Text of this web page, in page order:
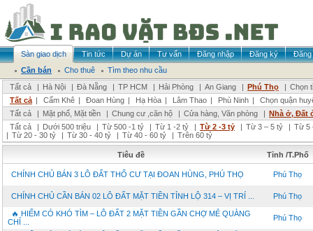
Sàn giao dịch Tin tức Dự án Tư vấn Đăng nhập Đăng ký
Đăng
Cần bán
Cho thuê
Tìm theo nhu cầu
Tất cả
| Hà Nội | Đà Nẵng | TP HCM | Hải Phòng | An Giang | Phú Thọ | Chọn
Tất cả | Cẩm Khê | Đoan Hùng | Hạ Hòa | Lâm Thao | Phù Ninh |
Chọn quận
Tất cả
| Mặt phố, Mặt tiền | Chung cư ,căn hộ | Cửa hàng, Văn phòng | Nhà ở, Đất
Tất cả
| Dưới 500 triệu | Từ 500 -1 tỷ | Từ 1 -2 tỷ | Từ 2 -3 tỷ | Từ 3 – 5 tỷ | Từ 5
| Từ 20 - 30 tỷ | Từ 30 - 40 tỷ | Từ 40 - 60 tỷ | Trên 60 tỷ
Tiêu đề Tỉnh /T.Phố
CHÍNH CHỦ BÁN 3 LÔ ĐẤT THỔ CƯ TẠI ĐOAN HÙNG, PHÚ THỌ Phú Thọ
CHÍNH CHỦ CẦN BÁN 02 LÔ ĐẤT MẶT TIỀN TỈNH LỘ 314 – VỊ TRÍ ... Phú Thọ
🔥 HIẾM CÓ KHÓ TÌM – LÔ ĐẤT 2 MẶT TIỀN GẦN CHỢ MẺ QUÀNG
CHỈ ...
Phú Thọ